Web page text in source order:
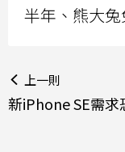
半年、熊大
上一則
新iPhone SE需